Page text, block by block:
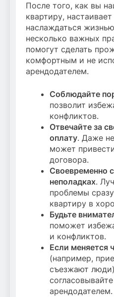
После того, как вы
квартиру,
наслаждаться
несколько важных
помогут сделать
комфортным и не
арендодателем.
Соблюдайте
позволит
конфликтов.
Отвечайте за
оплату. Даже
может
договора.
Своевременно
неполадках.
проблемы
квартиру в
Будьте
поможет
и конфликтов.
Если меняется
(например,
съезжают
арендодателем.